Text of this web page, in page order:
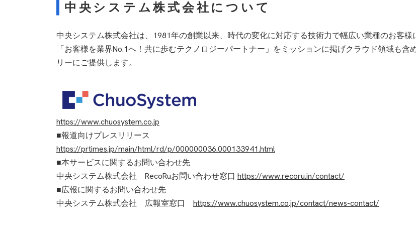
中央システム株式会社について
中央システム株式会社は、1981年の創業以来、時代の変化に対応する技術力で幅広い業種のお客様
「お客様を業界No.1へ！共に歩むテクノロジーパートナー」をミッションに掲げクラウド領域も
リーにご提供します。
https://www.chuosystem.co.jp
■報道向けプレスリリース
https://prtimes.jp/main/html/rd/p/000000036.000133941.html
■本サービスに関するお問い合わせ先
中央システム株式会社 RecoRuお問い合わせ窓口 https://www.recoru.in/contact/
■広報に関するお問い合わせ先
中央システム株式会社 広報室窓口 https://www.chuosystem.co.jp/contact/news-contact/